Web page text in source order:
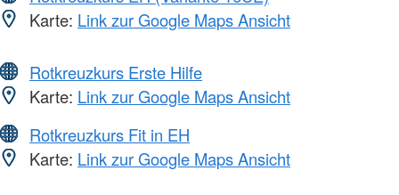
Karte: Link zur Google Maps Ansicht
Rotkreuzkurs Erste Hilfe
Karte: Link zur Google Maps Ansicht
Rotkreuzkurs Fit in EH
Karte: Link zur Google Maps Ansicht